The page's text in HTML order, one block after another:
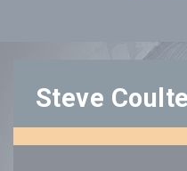
Steve